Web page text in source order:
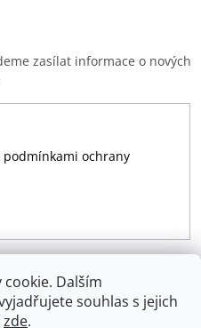
Dalším
souhlas s jejich
zde.
zasílat informace o nových
podmínkami ochrany